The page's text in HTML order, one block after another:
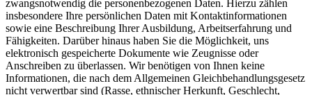
zwangsnotwendig die personenbezogenen Daten. Hierzu zählen
insbesondere Ihre persönlichen Daten mit Kontaktinformationen
sowie eine Beschreibung Ihrer Ausbildung, Arbeitserfahrung und
Fähigkeiten. Darüber hinaus haben Sie die Möglichkeit, uns
elektronisch gespeicherte Dokumente wie Zeugnisse oder
Anschreiben zu überlassen. Wir benötigen von Ihnen keine
Informationen, die nach dem Allgemeinen Gleichbehandlungsgesetz
nicht verwertbar sind (Rasse, ethnischer Herkunft, Geschlecht,